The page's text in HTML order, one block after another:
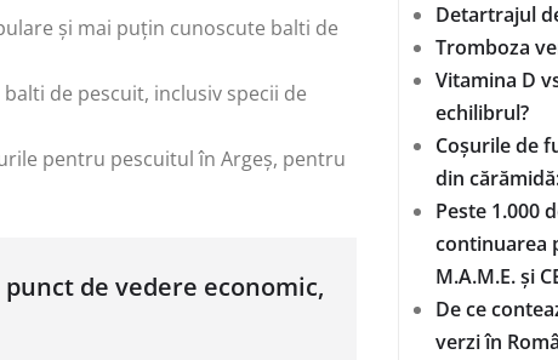
și mai puțin cunoscute balti de
de pescuit, inclusiv specii de
pentru pescuitul în Argeș, pentru
de vedere economic,
Detartrajul
Tromboza
Vitamina D
echilibrul?
Coșurile de
din
Peste 1.000
continuarea
M.A.M.E. și
De ce
verzi în